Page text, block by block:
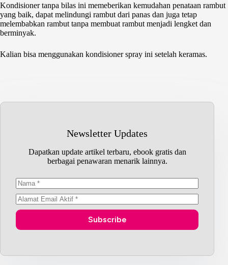
Kondisioner tanpa bilas ini memeberikan kemudahan penataan rambut
yang baik, dapat melindungi rambut dari panas dan juga tetap
melembabkan rambut tanpa membuat rambut menjadi lengket dan
berminyak.
Kalian bisa menggunakan kondisioner spray ini setelah keramas.
Newsletter Updates
Dapatkan update artikel terbaru, ebook gratis dan
berbagai penawaran menarik lainnya.
Subscribe